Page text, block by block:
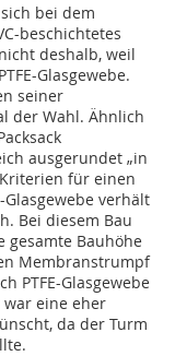
bei dem
beschichtetes
deshalb, weil
Glasgewebe.
seiner
der Wahl. Ähnlich
aus­gerundet „in
für einen
Glasgewebe verhält
Bei diesem Bau
gesamte Bauhöhe
Membranstrumpf
PTFE-Glasgewebe
eine eher
da der Turm